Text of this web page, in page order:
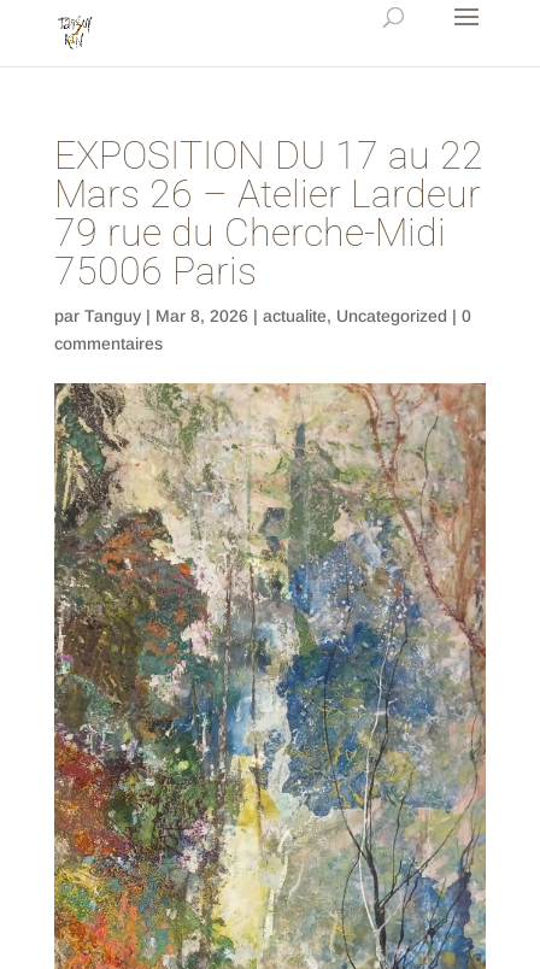
EXPOSITION DU 17 au 22
Mars 26 – Atelier Lardeur
79 rue du Cherche-Midi
75006 Paris
par Tanguy| Mar 8, 2026 | actualite, Uncategorized | 0
commentaires